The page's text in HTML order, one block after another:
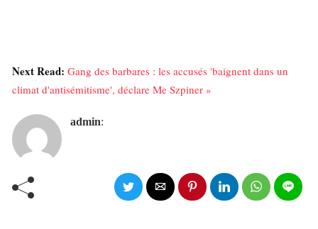
Next Read: Gang des barbares : les accusés 'baignent dans un
climat d'antisémitisme', déclare Me Szpiner »
admin: